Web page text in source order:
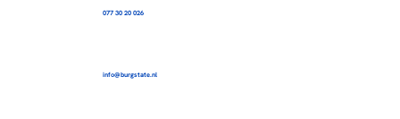
077 30 20 026
info@burgstate.nl